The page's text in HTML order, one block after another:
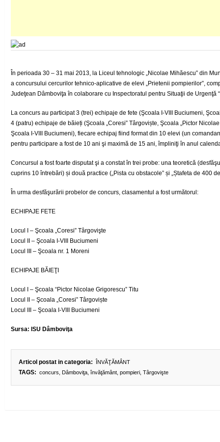
În perioada 30 – 31 mai 2013, la Liceul tehnologic „Nicolae Mihăescu” din
a concursului cercurilor tehnico-aplicative de elevi „Prietenii pompierilor”,
Judeţean Dâmboviţa în colaborare cu Inspectoratul pentru Situaţii de Urgenţă
La concurs au participat 3 (trei) echipaje de fete (Şcoala I-VIII Buciumeni,
4 (patru) echipaje de băieți (Şcoala „Coresi” Târgoviște, Şcoala „Pictor
Şcoala I-VIII Buciumeni), fiecare echipaj fiind format din 10 elevi (un
pentru participare a fost de 10 ani şi maximă de 15 ani, împliniţi în anul
Concursul a fost foarte disputat şi a constat în trei probe: una teoretică
cuprins 10 întrebări) și două practice („Pista cu obstacole” și „Ștafeta de 400
În urma desfăşurării probelor de concurs, clasamentul a fost următorul:
ECHIPAJE FETE
Locul I – Şcoala „Coresi” Târgovişte
Locul II – Şcoala I-VIII Buciumeni
Locul III – Şcoala nr. 1 Moreni
ECHIPAJE BĂIEŢI
Locul I – Şcoala “Pictor Nicolae Grigorescu” Titu
Locul II – Şcoala „Coresi” Târgoviște
Locul III – Şcoala I-VIII Buciumeni
Sursa: ISU Dâmboviţa
Articol postat in categoria: ÎNVĂŢĂMÂNT
TAGS: concurs Dâmboviţa, învăţământ, pompieri, Târgovişte